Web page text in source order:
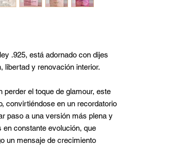
.925, está adornado con dijes
libertad y renovación interior.
perder el toque de glamour, este
convirtiéndose en un recordatorio
paso a una versión más plena y
constante evolución, que
un mensaje de crecimiento